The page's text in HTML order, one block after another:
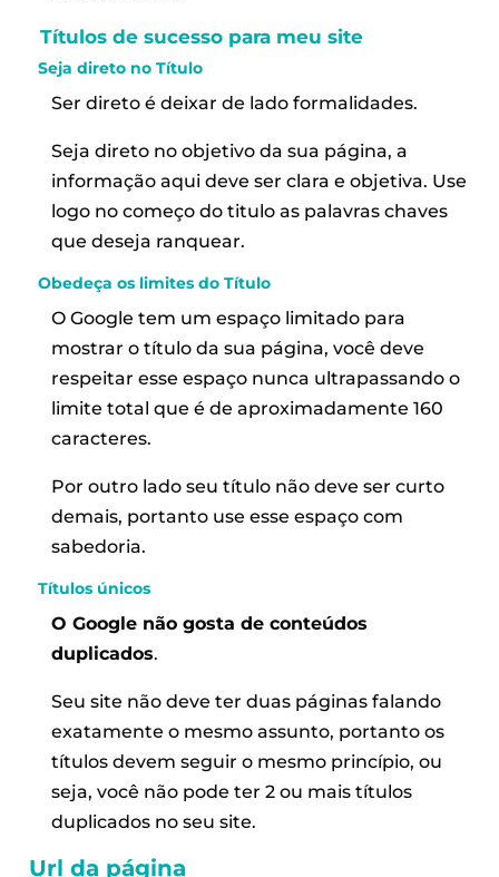
Títulos de sucesso para meu site
Seja direto no Título
Ser direto é deixar de lado formalidades.
Seja direto no objetivo da sua página, a
informação aqui deve ser clara e objetiva. Use
logo no começo do titulo as palavras chaves
que deseja ranquear.
Obedeça os limites do Título
O Google tem um espaço limitado para
mostrar o título da sua página, você deve
respeitar esse espaço nunca ultrapassando o
limite total que é de aproximadamente 160
caracteres.
Por outro lado seu título não deve ser curto
demais, portanto use esse espaço com
sabedoria.
Títulos únicos
O Google não gosta de conteúdos
duplicados.
Seu site não deve ter duas páginas falando
exatamente o mesmo assunto, portanto os
títulos devem seguir o mesmo princípio, ou
seja, você não pode ter 2 ou mais títulos
duplicados no seu site.
Url da página